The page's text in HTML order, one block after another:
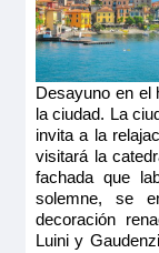
Desayuno en el
la ciudad. La
invita a la
visitará la
fachada que
solemne, se
decoración
Luini y